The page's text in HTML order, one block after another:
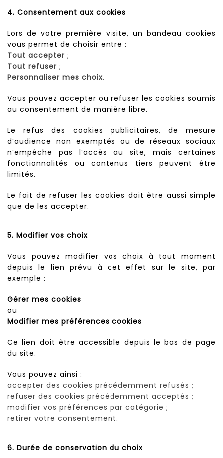
4. Consentement aux cookies
Lors de votre première visite, un bandeau cookies
vous permet de choisir entre :
Tout accepter ;
Tout refuser ;
Personnaliser mes choix.
Vous pouvez accepter ou refuser les cookies soumis
au consentement de manière libre.
Le refus des cookies publicitaires, de mesure
d’audience non exemptés ou de réseaux sociaux
n’empêche pas l’accès au site, mais certaines
fonctionnalités ou contenus tiers peuvent être
limités.
Le fait de refuser les cookies doit être aussi simple
que de les accepter.
5. Modifier vos choix
Vous pouvez modifier vos choix à tout moment
depuis le lien prévu à cet effet sur le site, par
exemple :
Gérer mes cookies
ou
Modifier mes préférences cookies
Ce lien doit être accessible depuis le bas de page
du site.
Vous pouvez ainsi :
accepter des cookies précédemment refusés ;
refuser des cookies précédemment acceptés ;
modifier vos préférences par catégorie ;
retirer votre consentement.
6. Durée de conservation du choix